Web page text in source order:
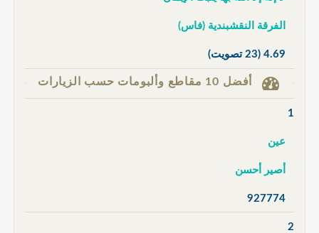
الفرقة النقشبندية (فاس)
4.69 (23 تصويت)
أفضل 10 مقاطع وألبومات حسب الزيارات
1
عين
أصير أحسن
927774
2